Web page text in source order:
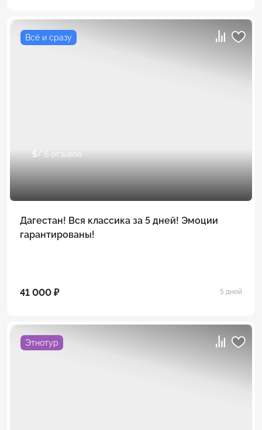
Всё и сразу
5/ 6 отзывов
Дагестан! Вся классика за 5 дней! Эмоции
гарантированы!
41 000 ₽ 5 дней
Этнотур